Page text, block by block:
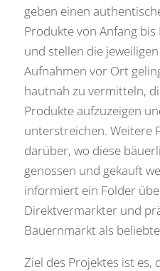
geben einen
Produkte von Anfang
und stellen die
Aufnahmen vor Ort
hautnah zu vermitteln,
Produkte aufzuzeigen
unterstreichen. Weitere
darüber, wo diese
genossen und gekauft
informiert ein Folder
Direktvermarkter und
Bauernmarkt als
Ziel des Projektes ist